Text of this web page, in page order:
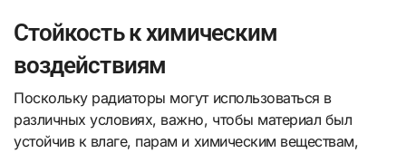
Стойкость к химическим
воздействиям
Поскольку радиаторы могут использоваться в
различных условиях, важно, чтобы материал был
устойчив к влаге, парам и химическим веществам,